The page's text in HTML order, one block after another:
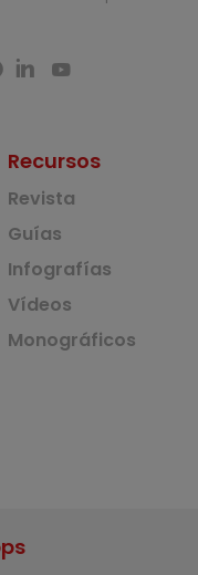
Recursos
Revista
Guías
Infografías
Vídeos
Monográficos